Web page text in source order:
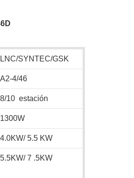
LNC/SYNTEC/GSK
A2-4/46
8/10 estación
1300W
4.0KW/5.5 KW
5.5KW/7 .5KW